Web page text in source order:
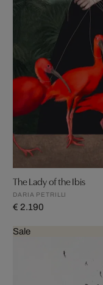
The Lady of the Ibis
DARIA PETRILLI
€ 2.190
Sale